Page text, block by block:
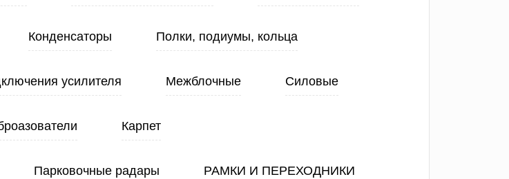
Конденсаторы Полки, подиумы, кольца
усилителя Межблочные Силовые
Карпет
Парковочные радары РАМКИ И ПЕРЕХОДНИКИ